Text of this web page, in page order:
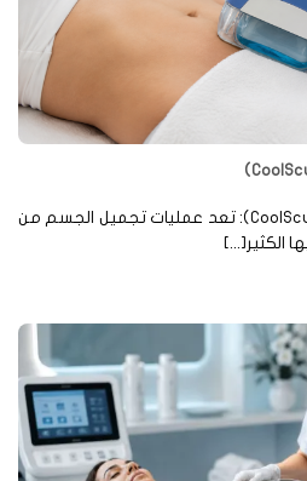
تكسير الدهون بالتبريد (CoolSculpting): تعد عمليات تجميل الجسم من